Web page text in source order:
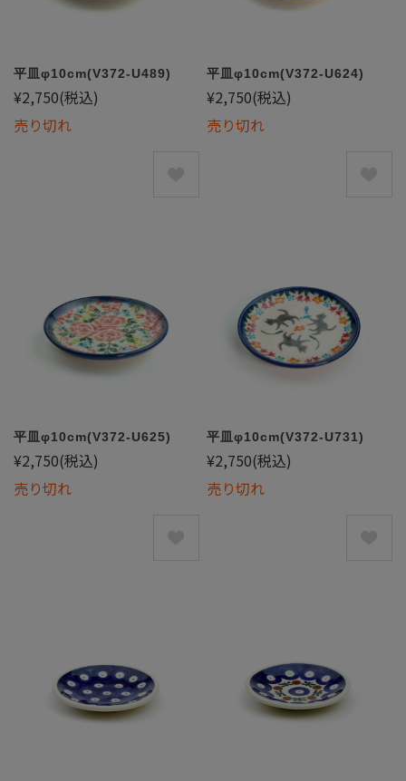
平皿φ10cm(V372-U489)
¥2,750(税込)
売り切れ
平皿φ10cm(V372-U624)
¥2,750(税込)
売り切れ
平皿φ10cm(V372-U625)
¥2,750(税込)
売り切れ
平皿φ10cm(V372-U731)
¥2,750(税込)
売り切れ